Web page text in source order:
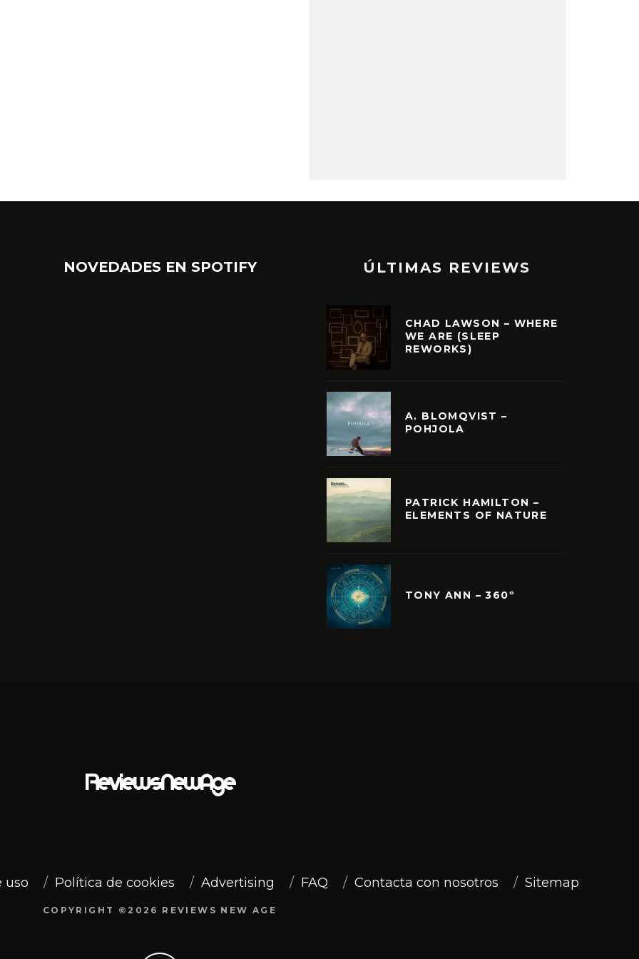
¿POR QUÉ LA MÚSICA DE
LUDOVICO EINAUDI NO ES
MÚSICA CLÁSICA?
NOVEDADES EN SPOTIFY ÚLTIMAS REVIEWS
CHAD LAWSON – WHERE
WE ARE (SLEEP
REWORKS)
A. BLOMQVIST –
POHJOLA
PATRICK HAMILTON –
ELEMENTS OF NATURE
TONY ANN – 360º
uso Política de cookies Advertising FAQ Contacta con nosotros Sitemap
COPYRIGHT ©2026 REVIEWS NEW AGE